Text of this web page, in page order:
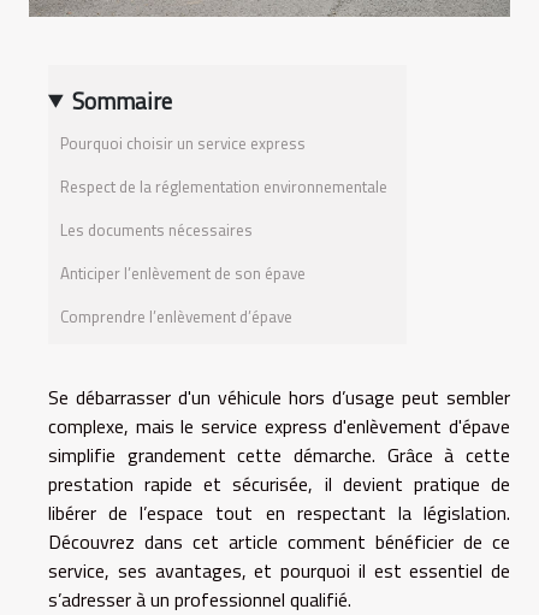
Sommaire
Pourquoi choisir un service express
Respect de la réglementation environnementale
Les documents nécessaires
Anticiper l’enlèvement de son épave
Comprendre l’enlèvement d’épave
Se débarrasser d'un véhicule hors d’usage peut sembler
complexe, mais le service express d'enlèvement d'épave
simplifie grandement cette démarche. Grâce à cette
prestation rapide et sécurisée, il devient pratique de
libérer de l’espace tout en respectant la législation.
Découvrez dans cet article comment bénéficier de ce
service, ses avantages, et pourquoi il est essentiel de
s’adresser à un professionnel qualifié.